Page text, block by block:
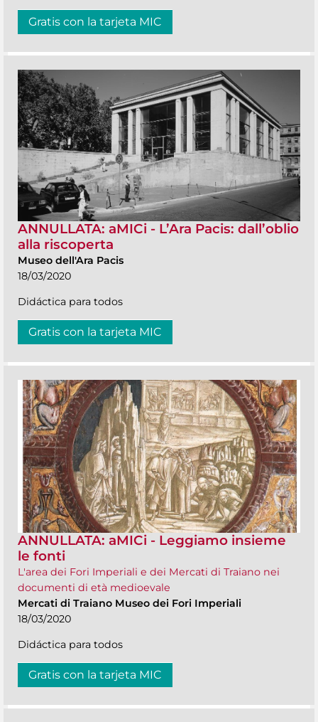
Gratis con la tarjeta MIC
ANNULLATA: aMICi - L’Ara Pacis: dall’oblio
alla riscoperta
Museo dell'Ara Pacis
18/03/2020
Didáctica para todos
Gratis con la tarjeta MIC
ANNULLATA: aMICi - Leggiamo insieme
le fonti
L'area dei Fori Imperiali e dei Mercati di Traiano nei
documenti di età medioevale
Mercati di Traiano Museo dei Fori Imperiali
18/03/2020
Didáctica para todos
Gratis con la tarjeta MIC